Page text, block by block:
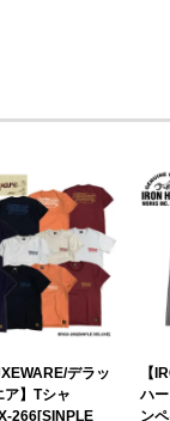
デラッ
ア】Tシャ
266[SINPLE
【
ハ
ン